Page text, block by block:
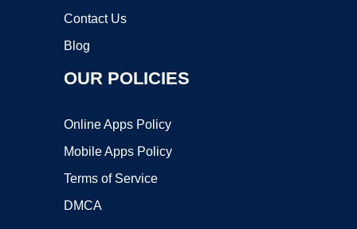
Contact Us
Blog
OUR POLICIES
Online Apps Policy
Mobile Apps Policy
Terms of Service
DMCA